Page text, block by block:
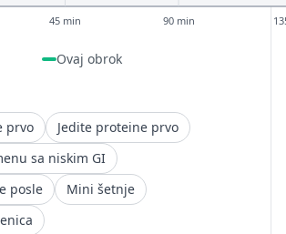
45 min 90 min
Ovaj obrok
prvo
Jedite proteine prvo
sa niskim GI
posle
Mini šetnje